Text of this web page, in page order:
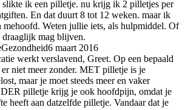
slikte ik een pilletje. nu krijg ik 2 pilletjes per
En dat duurt 8 tot 12 weken. maar ik
mehoofd. Weten jullie iets, als hulpmiddel. Of
draaglijk mag blijven.
6 maart 2016
werkt verslavend, Greet. Op een bepaald
niet meer zonder. MET pilletje is je
maar je moet steeds meer en vaker
pilletje krijg je ook hoofdpijn, omdat je
heeft aan datzelfde pilletje. Vandaar dat je